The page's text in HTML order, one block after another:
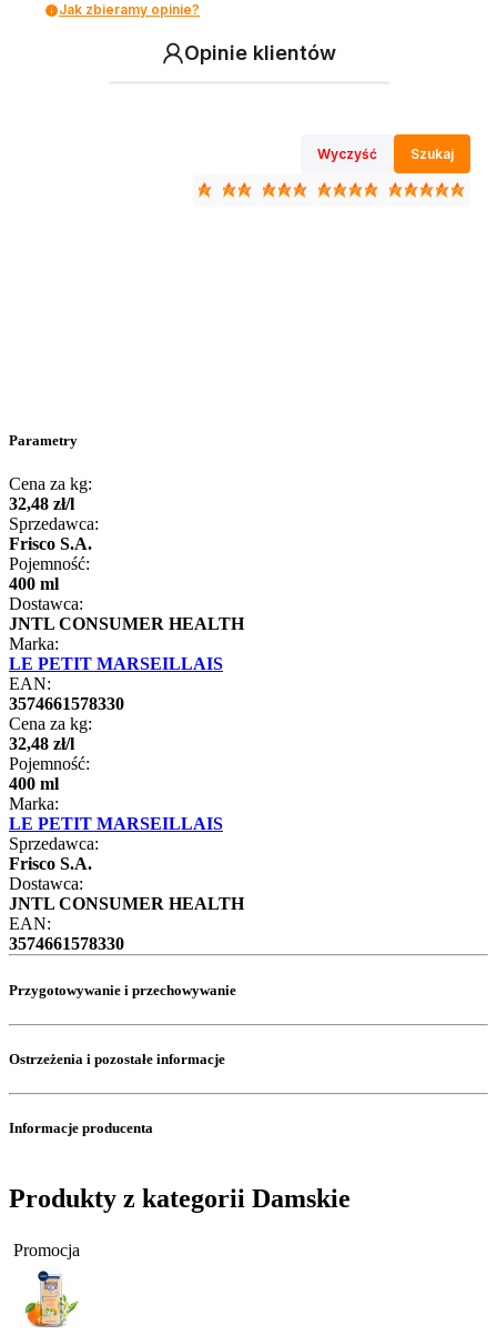
Jak zbieramy opinie?
Opinie klientów
Wyczyść Szukaj
Parametry
Cena za kg:
32,48 zł/l
Sprzedawca:
Frisco S.A.
Pojemność:
400 ml
Dostawca:
JNTL CONSUMER HEALTH
Marka:
LE PETIT MARSEILLAIS
EAN:
3574661578330
Cena za kg:
32,48 zł/l
Pojemność:
400 ml
Marka:
LE PETIT MARSEILLAIS
Sprzedawca:
Frisco S.A.
Dostawca:
JNTL CONSUMER HEALTH
EAN:
3574661578330
Przygotowywanie i przechowywanie
Ostrzeżenia i pozostałe informacje
Informacje producenta
Produkty z kategorii Damskie
Promocja